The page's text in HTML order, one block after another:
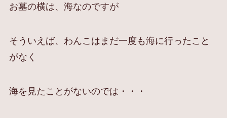
お墓の横は、海なのですが
そういえば、わんこはまだ一度も海に行ったこと
がなく
海を見たことがないのでは・・・